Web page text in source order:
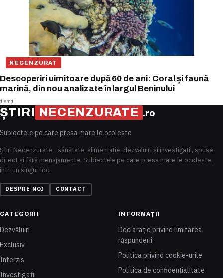
NECENZURAT
Descoperiri uimitoare după 60 de ani: Coral și faună
marină, din nou analizate în largul Beninului
ieri
ȘTIRI NECENZURATE .ro
Subiectele pe care presa mare le ocolește
Știri Necenzurate - sănătate, alimentație, dezvăluiri și investigații, spuse
direct și fără menajamente. Subiectele pe care presa mare le ocolește,
într-un singur loc.
DESPRE NOI CONTACT
CATEGORII
Dezvăluiri
Exclusiv
Interzis
Investigații
INFORMAȚII
Declarație privind limitarea
răspunderii
Politica privind cookie-urile
Politica de confidențialitate